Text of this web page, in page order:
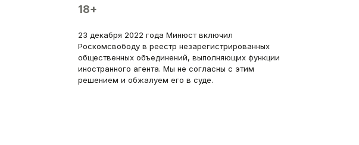
18+
23 декабря 2022 года Минюст включил
Роскомсвободу в реестр незарегистрированных
общественных объединений, выполняющих функции
иностранного агента. Мы не согласны с этим
решением и обжалуем его в суде.